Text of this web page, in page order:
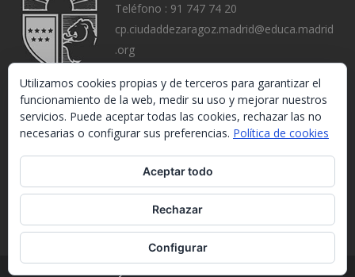
Teléfono : 91 747 74 20
cp.ciudaddezaragoz.madrid@educa.madrid
.org
Utilizamos cookies propias y de terceros para garantizar el
funcionamiento de la web, medir su uso y mejorar nuestros
servicios. Puede aceptar todas las cookies, rechazar las no
necesarias o configurar sus preferencias. Política de cookies
Aceptar todo
Rechazar
Configurar